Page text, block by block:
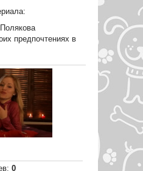
:
предпочтениях в
: 0